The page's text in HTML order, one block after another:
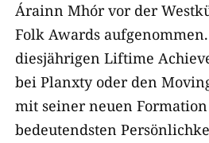
Árainn Mhór vor der
Folk Awards
diesjährigen Liftime
bei Planxty oder den
mit seiner neuen
bedeutendsten